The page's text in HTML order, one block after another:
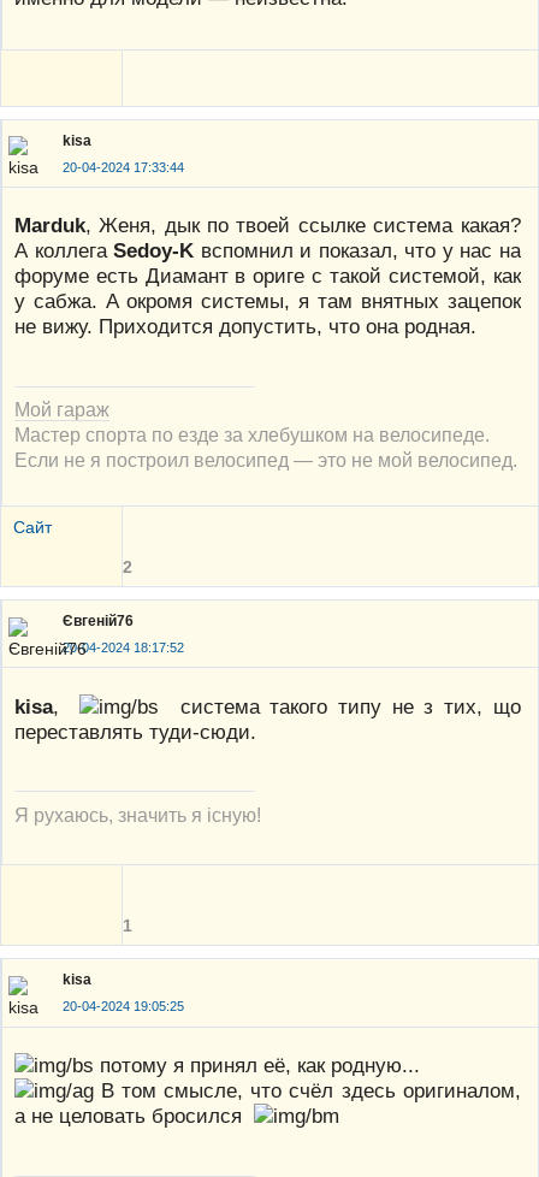
kisa
20-04-2024 17:33:44
Marduk, Женя, дык по твоей ссылке система какая?
А коллегаSedoy-K вспомнил и показал, что у нас на
форуме есть Диамант в ориге с такой системой, как
у сабжа. А окромя системы, я там внятных зацепок
не вижу. Приходится допустить, что она родная.
Мой гараж
Мастер спорта по езде за хлебушком на велосипеде.
Если не я построил велосипед — это не мой велосипед.
Сайт
2
Євгеній76
20-04-2024 18:17:52
kisa,
система такого типу не з тих, що
переставлять туди-сюди.
Я рухаюсь, значить я існую!
1
kisa
20-04-2024 19:05:25
потому я принял её, как родную...
В том смысле, что счёл здесь оригиналом,
а не целовать бросился